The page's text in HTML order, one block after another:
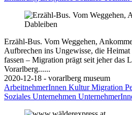
Erzähl-Bus. Vom Weggehen,
Aufbrechen ins Ungewisse, die
fassen – Migration prägt seit jeher das
Vorarlberg......
2020-12-18 - vorarlberg museum
ArbeitnehmerInnen KulturMigration
Soziales Unternehmen